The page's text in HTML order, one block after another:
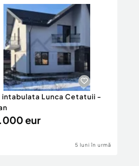
intabulata Lunca Cetatuii -
eur
5 luni în urmă